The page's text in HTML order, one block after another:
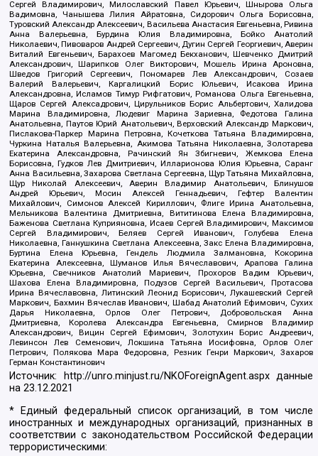
Сергей Владимирович, Милославский Павел Юрьевич, Шнырова Ольга
Вадимовна, Чанышева Лилия Айратовна, Сидорович Ольга Борисовна,
Туровский Александр Алексеевич, Васильева Анастасия Евгеньевна, Ривина
Анна Валерьевна, Бурдина Юлия Владимировна, Бойко Анатолий
Николаевич, Пивоваров Андрей Сергеевич, Дугин Сергей Георгиевич, Аверин
Виталий Евгеньевич, Барахоев Магомед Бекханович, Шевченко Дмитрий
Александрович, Шарипков Олег Викторович, Мошель Ирина Ароновна,
Шведов Григорий Сергеевич, Пономарев Лев Александрович, Созаев
Валерий Валерьевич, Каргалицкий Борис Юльевич, Исакова Ирина
Александровна, Исламов Тимур Рифгатович, Романова Ольга Евгеньевна,
Щаров Сергей Алексадрович, Цирульников Борис Альбертович, Халидова
Марина Владимировна, Людевиг Марина Зариевна, Федотова Галина
Анатольевна, Паутов Юрий Анатольевич, Верховский Александр Маркович,
Пислакова-Паркер Марина Петровна, Кочеткова Татьяна Владимировна,
Чуркина Наталья Валерьевна, Акимова Татьяна Николаевна, Золотарева
Екатерина Александровна, Рачинский Ян Збигневич, Жемкова Елена
Борисовна, Гудков Лев Дмитриевич, Илларионова Юлия Юрьевна, Саранг
Анна Васильевна, Захарова Светлана Сергеевна, Щур Татьяна Михайловна,
Щур Николай Алексеевич, Аверин Владимир Анатольевич, Блинушов
Андрей Юрьевич, Мосин Алексей Геннадьевич, Гефтер Валентин
Михайлович, Симонов Алексей Кириллович, Флиге Ирина Анатольевна,
Мельникова Валентина Дмитриевна, Вититинова Елена Владимировна,
Баженова Светлана Куприяновна, Исаев Сергей Владимирович, Максимов
Сергей Владимирович, Беляев Сергей Иванович, Голубева Елена
Николаевна, Ганнушкина Светлана Алексеевна, Закс Елена Владимировна,
Буртина Елена Юрьевна, Гендель Людмила Залмановна, Кокорина
Екатерина Алексеевна, Шуманов Илья Вячеславович, Арапова Галина
Юрьевна, Свечников Анатолий Мариевич, Прохоров Вадим Юрьевич,
Шахова Елена Владимировна, Подузов Сергей Васильевич, Протасова
Ирина Вячеславовна, Литинский Леонид Борисович, Лукашевский Сергей
Маркович, Бахмин Вячеслав Иванович, Шабад Анатолий Ефимович, Сухих
Дарья Николаевна, Орлов Олег Петрович, Добровольская Анна
Дмитриевна, Королева Александра Евгеньевна, Смирнов Владимир
Александрович, Вицин Сергей Ефимович, Золотухин Борис Андреевич,
Левинсон Лев Семенович, Локшина Татьяна Иосифовна, Орлов Олег
Петрович, Полякова Мара Федоровна, Резник Генри Маркович, Захаров
Герман Константинович
Источник: http://unro.minjust.ru/NKOForeignAgent.aspxданные
на23.12.2021
* Единый федеральный список организаций, в том числе
иностранных и международных организаций, признанных в
соответствии с законодательством Российской Федерации
террористическими: